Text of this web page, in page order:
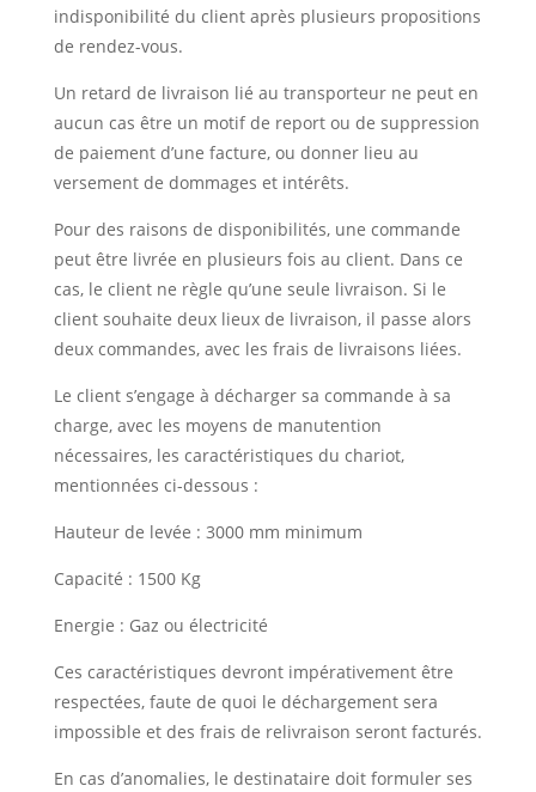
indisponibilité du client après plusieurs propositions
de rendez-vous.
Un retard de livraison lié au transporteur ne peut en
aucun cas être un motif de report ou de suppression
de paiement d’une facture, ou donner lieu au
versement de dommages et intérêts.
Pour des raisons de disponibilités, une commande
peut être livrée en plusieurs fois au client. Dans ce
cas, le client ne règle qu’une seule livraison. Si le
client souhaite deux lieux de livraison, il passe alors
deux commandes, avec les frais de livraisons liées.
Le client s’engage à décharger sa commande à sa
charge, avec les moyens de manutention
nécessaires, les caractéristiques du chariot,
mentionnées ci-dessous :
Hauteur de levée : 3000 mm minimum
Capacité : 1500 Kg
Energie : Gaz ou électricité
Ces caractéristiques devront impérativement être
respectées, faute de quoi le déchargement sera
impossible et des frais de relivraison seront facturés.
En cas d’anomalies, le destinataire doit formuler ses